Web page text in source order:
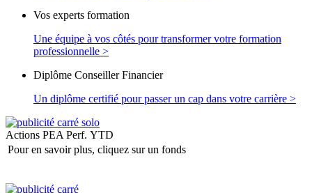
Vos experts formation
Une équipe à vos côtés pour transformer votre formation
professionnelle >
Diplôme Conseiller Financier
Un diplôme certifié pour passer un cap dans votre carrière >
Actions PEA Perf. YTD
Pour en savoir plus, cliquez sur un fonds